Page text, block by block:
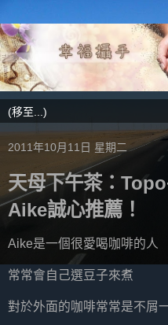
2011年10月11日 星期二
天母下午茶：
Aike誠心推薦！
Aike是一個很愛喝咖啡的人
常常會自己選豆子來煮
對於外面的咖啡常常是不屑